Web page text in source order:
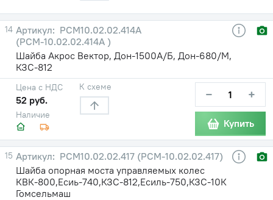
14
РСМ10.02.02.414А
(РСМ-10.02.02.414А )
Шайба Акрос Вектор, Дон-1500А/Б, Дон-680/М,
КЗС-812
Наличие
Цена с НДС
52 руб.
К схеме − +
Купить
15
РСМ10.02.02.417 (РСМ-10.02.02.417)
Шайба опорная моста управляемых колес
КВК-800,Есиь-740,КЗС-812,Есиль-750,КЗС-10К
Гомсельмаш